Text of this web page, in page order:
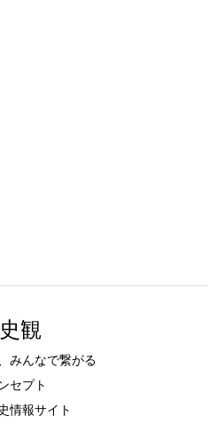
観
みんなで繋がる
セプト
情報サイト